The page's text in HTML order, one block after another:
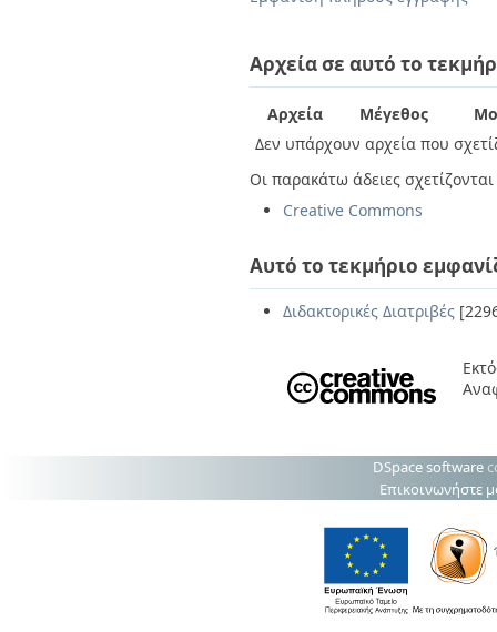
Αρχεία σε αυτό το
Αρχεία Μέγεθος
Δεν υπάρχουν αρχεία που
Οι παρακάτω άδειες
Creative Commons
Αυτό το τεκμήριο
Διδακτορικές Διατριβές
DSpace software
Επικοινωνήστε